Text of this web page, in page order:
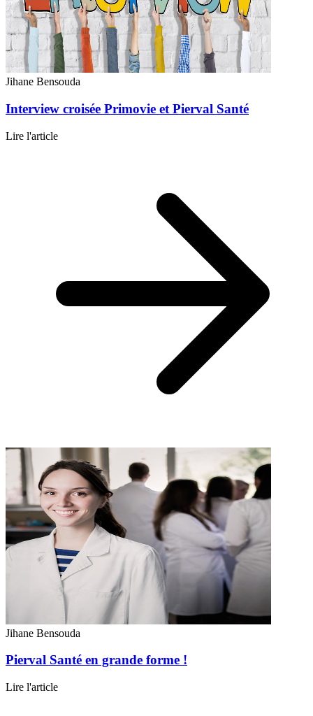
Jihane Bensouda
Interview croisée Primovie et Pierval Santé
Lire l'article
Jihane Bensouda
Pierval Santé en grande forme !
Lire l'article